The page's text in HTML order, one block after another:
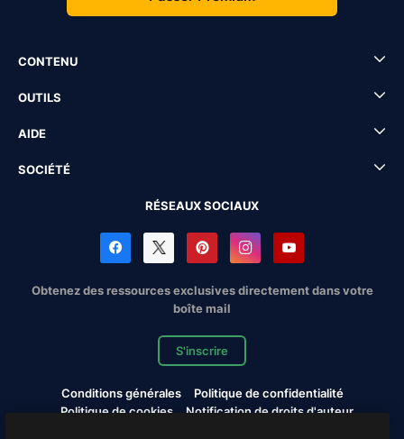
CONTENU
OUTILS
AIDE
SOCIÉTÉ
RÉSEAUX SOCIAUX
Obtenez des ressources exclusives directement dans votre
boîte mail
S'inscrire
Conditions générales
Politique de confidentialité
Politique de cookies
Notification de droits d'auteur